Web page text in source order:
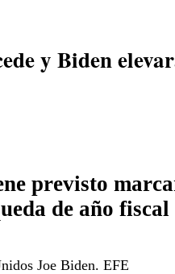
y Biden
previsto
de año fiscal
Joe Biden. EFE